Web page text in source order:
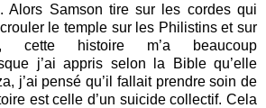
Alors Samson tire sur les cordes qui
le temple sur les Philistins et sur
cette histoire m’a beaucoup
j’ai appris selon la Bible qu’elle
j’ai pensé qu’il fallait prendre soin de
est celle d’un suicide collectif. Cela